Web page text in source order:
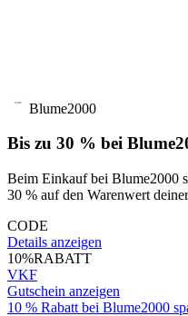
Blume2000
Bis zu 30 % bei
Beim Einkauf bei Blume2000
30 % auf den Warenwert
CODE
Details anzeigen
10%RABATT
VKF
Gutschein anzeigen
10 % Rabatt bei Blume2000